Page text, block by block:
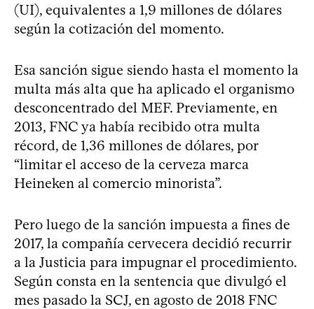
(UI), equivalentes a 1,9 millones de dólares
según la cotización del momento.
Esa sanción sigue siendo hasta el momento la
multa más alta que ha aplicado el organismo
desconcentrado del MEF. Previamente, en
2013, FNC ya había recibido otra multa
récord, de 1,36 millones de dólares, por
“limitar el acceso de la cerveza marca
Heineken al comercio minorista”.
Pero luego de la sanción impuesta a fines de
2017, la compañía cervecera decidió recurrir
a la Justicia para impugnar el procedimiento.
Según consta en la sentencia que divulgó el
mes pasado la SCJ, en agosto de 2018 FNC